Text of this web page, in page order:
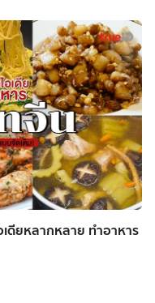
ดียหลากหลาย ทำอาหาร